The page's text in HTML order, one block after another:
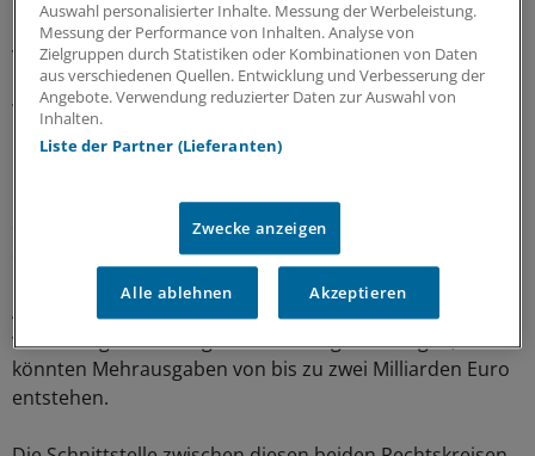
Verzahnung mit Pflegereform nötig
Weiterhin mahnt die Landesgruppe an, das geplante
Bundesgesetz mit der Pflegereform zu verzahnen.
Pflegeleistungen nach Sozialgesetzbuch XI haben, nur
eingeschränkt profitieren, wenn sie in einer Einrichtung
der Eingliederungshilfe leben.
Allerdings: Würden Menschen mit Behinderungen
vollständig in die Pflegeversicherung einbezogen,
könnten Mehrausgaben von bis zu zwei Milliarden Euro
entstehen.
Auswahl personalisierter Inhalte. Messung der Werbeleistung.
Messung der Performance von Inhalten. Analyse von
Zielgruppen durch Statistiken oder Kombinationen von Daten
aus verschiedenen Quellen. Entwicklung und Verbesserung der
Angebote. Verwendung reduzierter Daten zur Auswahl von
Inhalten.
Liste der Partner (Lieferanten)
Zwecke anzeigen
Alle ablehnen Akzeptieren